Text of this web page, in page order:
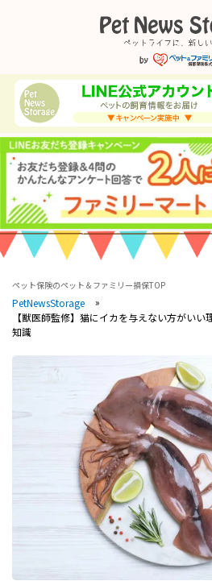
ペット保険のペット＆ファミリー損保TOP
PetNewsStorage
【獣医師監修】猫にイカを与えない方がい
知識